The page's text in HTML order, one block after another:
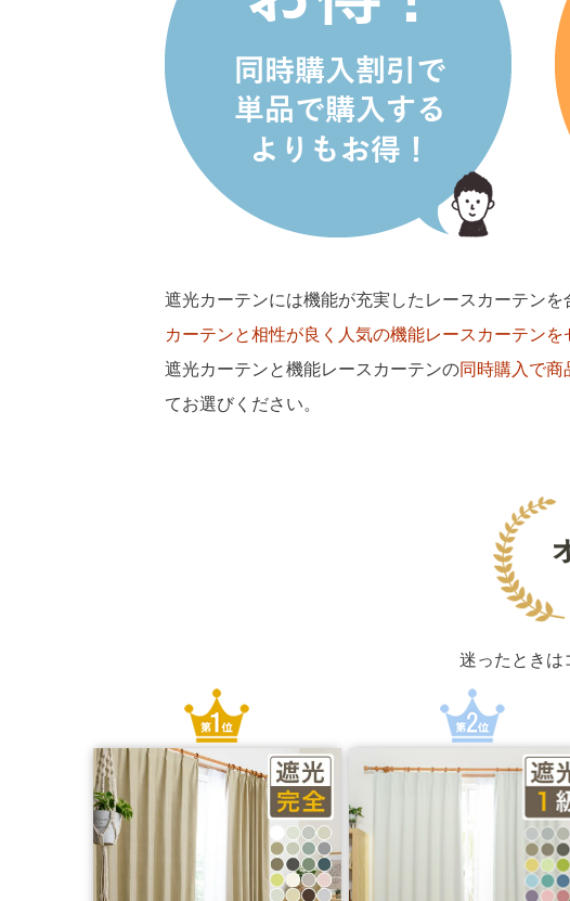
遮光カーテンには機能が充実したレースカーテン
カーテンと相性が良く人気の機能レースカーテンを
遮光カーテンと機能レースカーテンの同時購入で
てお選びください。
迷ったときは